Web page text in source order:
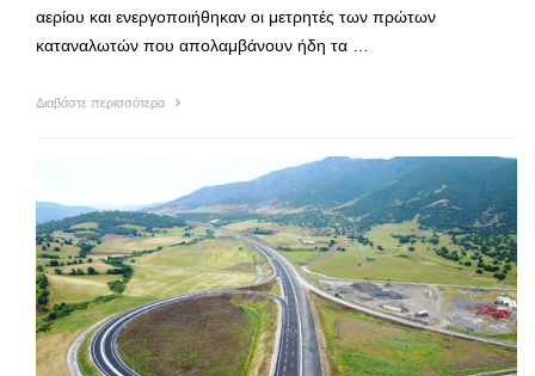
αερίου και ενεργοποιήθηκαν οι μετρητές των πρώτων
καταναλωτών που απολαμβάνουν ήδη τα …
Διαβάστε περισσότερα